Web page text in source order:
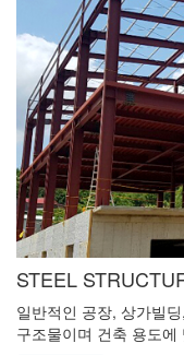
STEEL
일반적인 공장, 상가빌
구조물이며 건축 용도